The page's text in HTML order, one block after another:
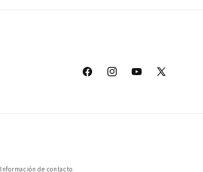
FacebookInstagramYouTube
X
Información de contacto